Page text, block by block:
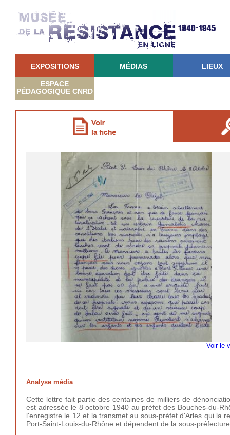
EXPOSITIONS MÉDIAS LIEUX
ESPACE
PÉDAGOGIQUE CNRD
Voir le
Analyse média
Cette lettre fait partie des centaines de milliers de
est adressée le 8 octobre 1940 au préfet des Bouches-du-
l'enregistre le 12 et la transmet au sous-préfet d'Arles qui la
Port-Saint-Louis-du-Rhône et dépendent de la sous-